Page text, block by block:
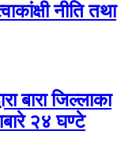
नीति तथा
बारा जिल्लाका
२४ घण्टे